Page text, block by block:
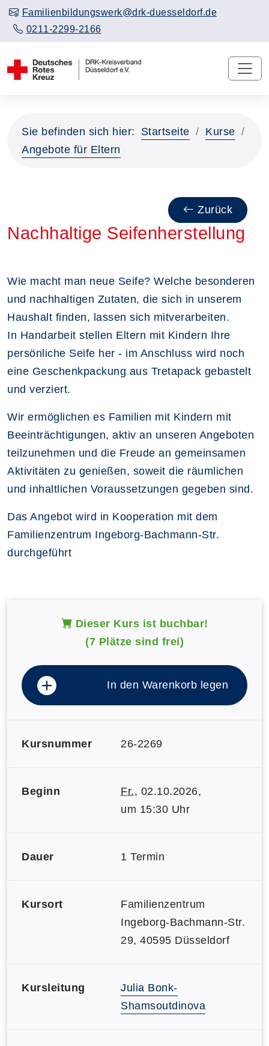
Familienbildungswerk@drk-duesseldorf.de
0211-2299-2166
Sie befinden sich hier: Startseite
Kurse
Angebote für Eltern
Zurück
Nachhaltige Seifenherstellung
Wie macht man neue Seife? Welche besonderen
und nachhaltigen Zutaten, die sich in unserem
Haushalt finden, lassen sich mitverarbeiten.
In Handarbeit stellen Eltern mit Kindern Ihre
persönliche Seife her - im Anschluss wird noch
eine Geschenkpackung aus Tretapack gebastelt
und verziert.
Wir ermöglichen es Familien mit Kindern mit
Beeinträchtigungen, aktiv an unseren Angeboten
teilzunehmen und die Freude an gemeinsamen
Aktivitäten zu genießen, soweit die räumlichen
und inhaltlichen Voraussetzungen gegeben sind.
Das Angebot wird in Kooperation mit dem
Familienzentrum Ingeborg-Bachmann-Str.
durchgeführt
Dieser Kurs ist buchbar!
(7 Plätze sind frei)
In den Warenkorb legen
Kursnummer 26-2269
Beginn Fr., 02.10.2026,
um 15:30 Uhr
Dauer 1 Termin
Kursort
Familienzentrum
Ingeborg-Bachmann-Str.
29, 40595 Düsseldorf
Kursleitung
Julia Bonk-
Shamsoutdinova